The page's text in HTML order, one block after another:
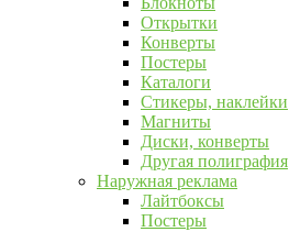
Открытки
Конверты
Постеры
Каталоги
Стикеры, наклейки
Магниты
Диски, конверты
Другая полиграфия
Наружная реклама
Лайтбоксы
Постеры